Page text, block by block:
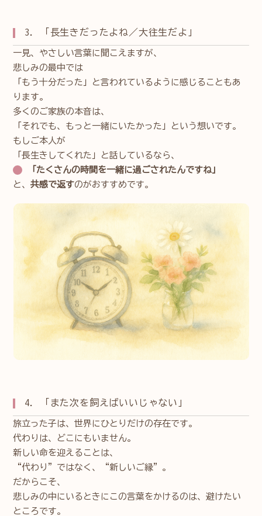
3. 「長生きだったよね／大往生だよ」
一見、やさしい言葉に聞こえますが、
悲しみの最中では
「もう十分だった」と言われているように感じることもあ
ります。
多くのご家族の本音は、
「それでも、もっと一緒にいたかった」という想いです。
もしご本人が
「長生きしてくれた」と話しているなら、
「たくさんの時間を一緒に過ごされたんですね」
と、共感で返すのがおすすめです。
4. 「また次を飼えばいいじゃない」
旅立った子は、世界にひとりだけの存在です。
代わりは、どこにもいません。
新しい命を迎えることは、
“代わり”ではなく、“新しいご縁”。
だからこそ、
悲しみの中にいるときにこの言葉をかけるのは、避けたい
ところです。